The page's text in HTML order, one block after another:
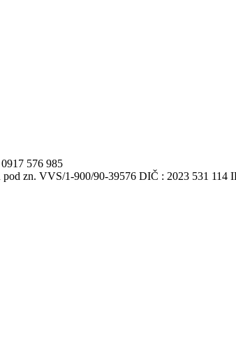
576 985
zn. VVS/1-900/90-39576 DIČ : 2023 531